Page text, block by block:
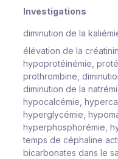
Investigations
diminution de la
élévation de la
hypoprotéinémie,
prothrombine,
diminution de la
hypocalcémie,
hyperglycémie,
hyperphosphorémie,
temps de céphaline
bicarbonates dans le